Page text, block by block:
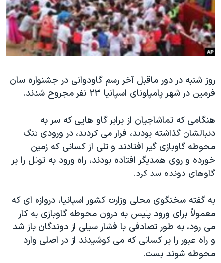
فرهنگ و زندگی
حقوق شهروندی
اقتصادی
اسرائیل در جنگ
گالری عکس
آرشیو پخش زنده
مستندها
انتخابات ریاست جمهوری آمریکا ۲۰۲۴
حمله جمهوری اسلامی به اسرائیل
ورزش زنان در ایران
اعتراضات زن، زندگی، آزادی
مجموعه مستندهای دادخواهی
تریبونال مردمی آبان ۹۸
دادگاه حمید نوری
چهل سال گروگان‌گیری
اعتراضات مردمی آبان ۹۸
اسرائیل در جنگ
نرگس محمدی برنده جایزه نوبل صلح
همایش محافظه‌کاران آمریکا «سی‌پک»
دنبال کنید
زبانهای مختلف
روز شنبه در دور ماقبل آخر رسم گاودوانی در جشنواره سان
فرمین در شهر پامپلونای اسپانیا ۲۳ نفر مجروح شدند.
هنگامی که تماشاچیان از برابر گاو هایی که سر به
دنبالشان گذاشته بودند، فرار می کردند، در ورودی تنگ
محوطه گاوبازی گیر افتادند و تلی از کسانی که زمین
خورده و روی همدیگر افتاده بودند، راه ورود به تونل را بر
گاوهای دونده سد کرد.
به گفته سخنگوی محلی وزارت کشور اسپانیا، دروازه ای که
معمولاً برای ورود پلیس به درون محوطه گاوبازی به کار
می رود، به طور تصادفی با فشار سیلی از دوندگان باز شد
و راه عبور را بر کسانی که می کوشیدند از در اصلی وارد
محوطه شوند بست.